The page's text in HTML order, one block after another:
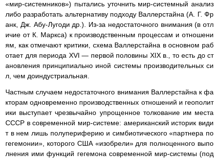
«мир-системников») пытались уточнить мир-системный анализ
либо разработать альтернативу подходу Валлерстайна (А. Г. Фр
анк, Дж. Абу-Лугоди др.). Из-за недостаточного внимания (в отл
ичие от К. Маркса) к производственным процессам и отношени
ям, как отмечают критики, схема Валлерстайна в основном раб
отает для периода XVI — первой половины XIX в., то есть до ст
ановления принципиально иной системы производительных си
л, чем доиндустриальная.
Частным случаем недостаточного внимания Валлерстайна к фа
кторам одновременно производственных отношений и геополит
ики выступает чрезвычайно упрощенное толкование им места
СССР в современной мир-системе: американский историк види
т в нем лишь полупериферию и симбиотического «партнера по
гегемонии», которого США «изобрели» для полноценного выпо
лнения ими функций гегемона современной мир-системы (под